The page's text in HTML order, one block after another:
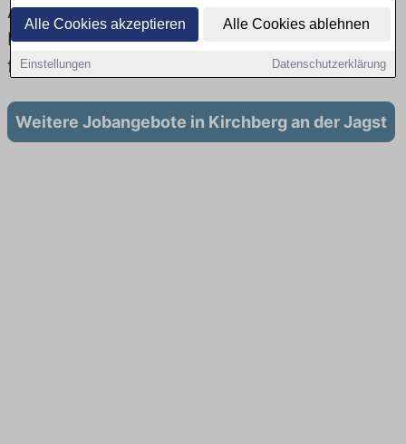
Alle Cookies akzeptieren Alle Cookies ablehnen
Einstellungen Datenschutzerklärung
Ausbildung in Kirchberg an der Jagst im
Büro: Aktuell gibt es keine Stellenangebote
für Ausbildung in Kirchberg an der Jagst
Weitere Jobangebote in Kirchberg an der Jagst